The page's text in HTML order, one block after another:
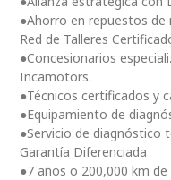
●Ahorro en repuestos
Red de Talleres
●Concesionarios
Incamotors.
●Técnicos certificados y
●Equipamiento de
●Servicio de diagnóstico
Garantía Diferenciada
●7 años o 200,000 km